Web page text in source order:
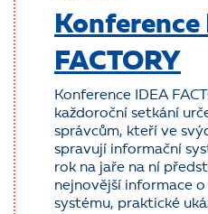
Konference
FACTORY
Konference IDEA
každoroční setkání
správcům, kteří ve
spravují informační
rok na jaře na ní
nejnovější informace
systému, praktické